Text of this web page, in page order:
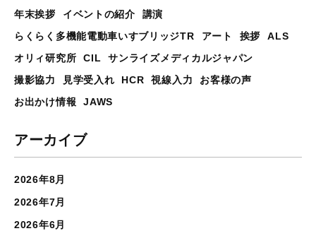
年末挨拶
イベントの紹介
講演
らくらく多機能電動車いすブリッジTR
アート 挨拶
ALS
オリィ研究所
CIL
サンライズメディカルジャパン
撮影協力
見学受入れ HCR 視線入力
お客様の声
お出かけ情報
JAWS
アーカイブ
2026年8月
2026年7月
2026年6月